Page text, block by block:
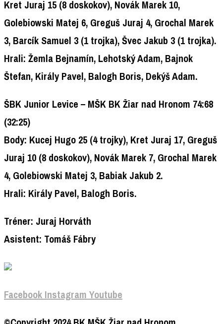
Kret Juraj 15 (8 doskokov), Novák Marek 10,
Golebiowski Matej 6, Greguš Juraj 4, Grochal Marek
3, Barcík Samuel 3 (1 trojka), Švec Jakub 3 (1 trojka).
Hrali: Žemla Bejnamín, Lehotský Adam, Bajnok
Štefan, Király Pavel, Balogh Boris, Dekýš Adam.
ŠBK Junior Levice – MŠK BK Žiar nad Hronom 74:68
(32:25)
Body: Kucej Hugo 25 (4 trojky), Kret Juraj 17, Greguš
Juraj 10 (8 doskokov), Novák Marek 7, Grochal Marek
4, Golebiowski Matej 3, Babiak Jakub 2.
Hrali: Király Pavel, Balogh Boris.
Tréner: Juraj Horváth
Asistent: Tomáš Fábry
Facebook Instagram Youtube